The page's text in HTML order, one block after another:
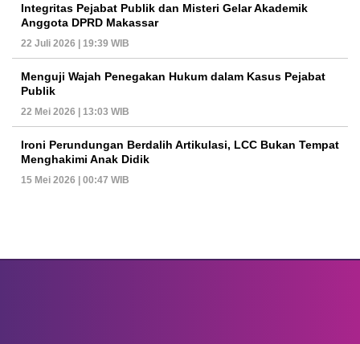
Integritas Pejabat Publik dan Misteri Gelar Akademik
Anggota DPRD Makassar
22 Juli 2026 | 19:39 WIB
Menguji Wajah Penegakan Hukum dalam Kasus Pejabat
Publik
22 Mei 2026 | 13:03 WIB
Ironi Perundungan Berdalih Artikulasi, LCC Bukan Tempat
Menghakimi Anak Didik
15 Mei 2026 | 00:47 WIB